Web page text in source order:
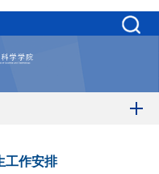
工作安排